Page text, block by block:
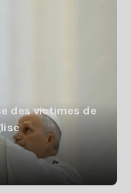
des victimes de